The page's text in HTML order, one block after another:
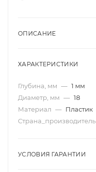
ОПИСАНИЕ
ХАРАКТЕРИСТИКИ
Глубина, мм — 1 мм
Диаметр, мм — 18
Материал — Пластик
Страна_производитель
УСЛОВИЯ ГАРАНТИИ